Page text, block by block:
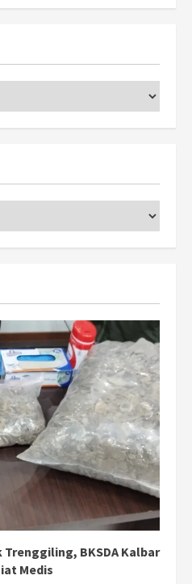
Trenggiling, BKSDA Kalbar
Medis